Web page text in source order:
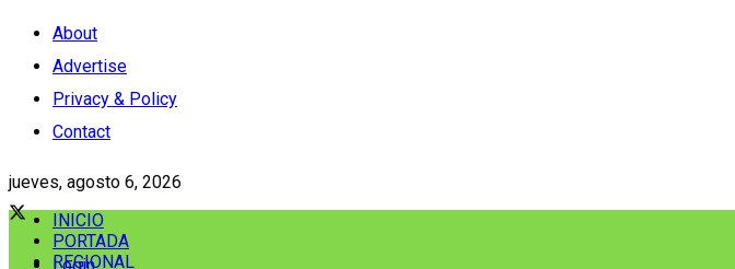
About
Advertise
Privacy & Policy
Contact
jueves, agosto 6, 2026
INICIO
PORTADA
REGIONAL